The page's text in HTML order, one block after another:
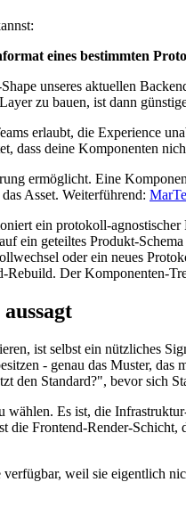
eines bestimmten
unseres aktuellen
zu bauen, ist dann
erlaubt, die Experience
dass deine Komponenten
ermöglicht. Eine
Asset. Weiterführend:
ein protokoll-
ein geteiltes Produkt-
oder ein neues
Der Komponenten-
ist selbst ein nützliches
- genau das Muster,
den Standard?", bevor sich
Es ist, die
Frontend-Render-
weil sie eigentlich